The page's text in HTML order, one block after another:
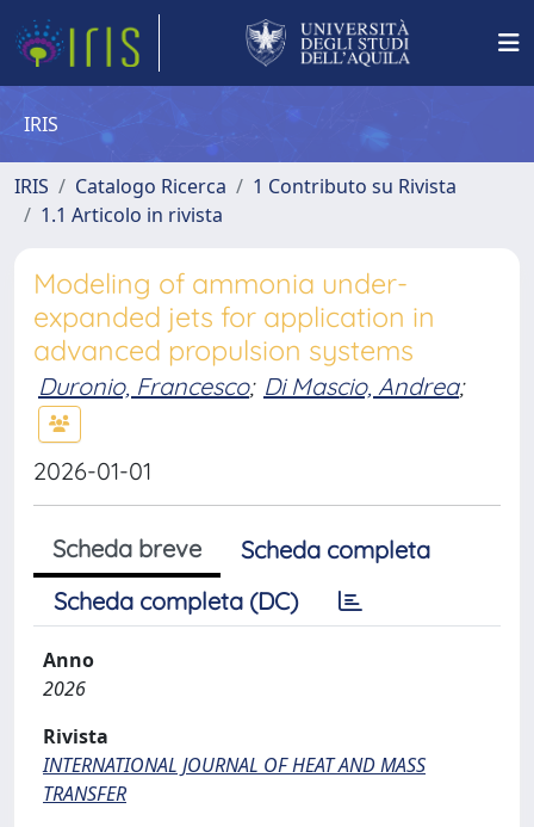
IRIS
IRIS Catalogo Ricerca
1 Contributo su Rivista
1.1 Articolo in rivista
Modeling of ammonia under-
expanded jets for application in
advanced propulsion systems
Duronio, Francesco; Di Mascio, Andrea;
2026-01-01
Scheda breve
Scheda completa
Scheda completa (DC)
Anno
2026
Rivista
INTERNATIONAL JOURNAL OF HEAT AND MASS
TRANSFER